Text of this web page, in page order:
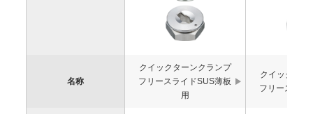
名称
クイックターンクランプ
フリースライドSUS薄板
用
クイックター
フリースライ